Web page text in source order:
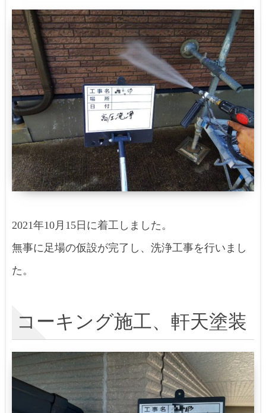
2021年10月15日に着工しました。
無事に足場の仮設が完了し、洗浄工事を行いまし
た。
コーキング施工、軒天塗装